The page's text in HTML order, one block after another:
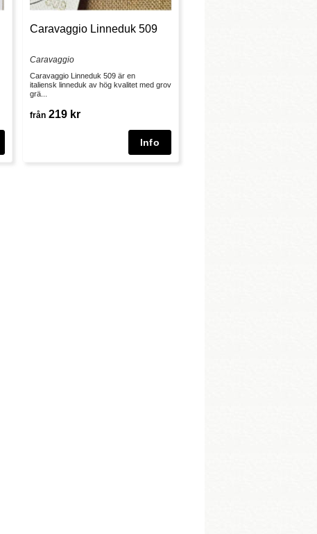
Caravaggio Linneduk 509
Caravaggio
Caravaggio Linneduk 509 är en
italiensk linneduk av hög kvalitet med grov
grä...
från 219 kr